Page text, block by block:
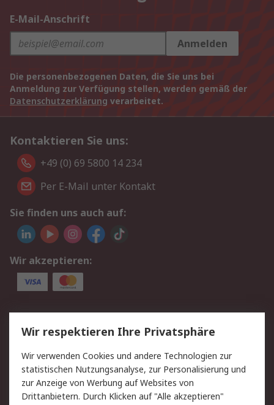
E-Mail-Anschrift
Anmelden
Die personenbezogenen Daten, die Sie uns bei
Anmeldung zur Verfügung stellen, werden gemäß der
Datenschutzerklärung verarbeitet.
Kontaktieren Sie uns:
+49 (0) 69 5800 14 234
Per E-Mail unter Kontakt
Sie finden uns auch auf:
Wir akzeptieren:
Service
Value Added Services
Lieferlösungen
Rücksendungen
Kontakt
Hilfe
Privatkunden
Wir respektieren Ihre Privatsphäre
Wir verwenden Cookies und andere Technologien zur
statistischen Nutzungsanalyse, zur Personalisierung und
zur Anzeige von Werbung auf Websites von
Drittanbietern. Durch Klicken auf "Alle akzeptieren"